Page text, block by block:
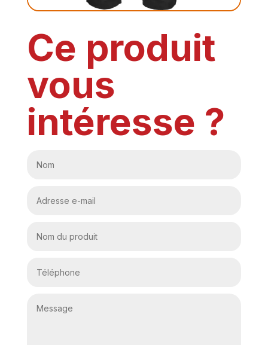
Ce produit
vous
intéresse ?